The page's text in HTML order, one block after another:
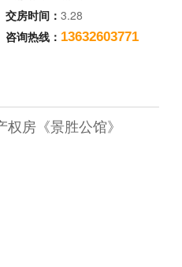
交房时间： 3.28
咨询热线： 13632603771
房《景胜公馆》